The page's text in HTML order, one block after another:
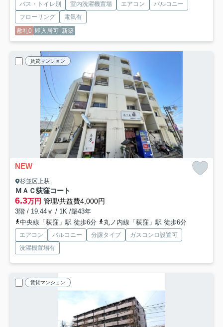
バス・トイレ別 室内洗濯機置場 エアコン
バルコニー
フローリング
電気有
敷礼0 即入居可 新築
賃貸マンション
NEW
杉並区上荻
ＭＡＣ荻窪コート
6.3万円 管理/共益費4,000円
3階 / 19.44㎡ / 1K /築43年
中央線「荻窪」駅 徒歩6分
丸ノ内線「荻窪」駅 徒歩6分
エアコン バルコニー 分譲タイプ
ガスコンロ設置可
洗濯機置場有
賃貸マンション